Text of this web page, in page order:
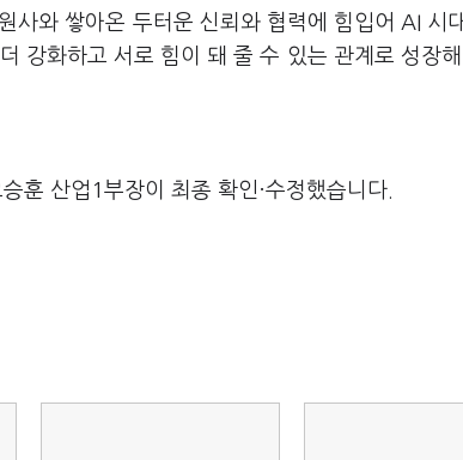
사와 쌓아온 두터운 신뢰와 협력에 힘입어 AI 시
강화하고 서로 힘이 돼 줄 수 있는 관계로 성장해
훈 산업1부장이 최종 확인·수정했습니다.